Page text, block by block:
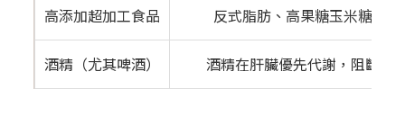
高添加超加工食品 反式脂肪、高果糖玉米糖漿
酒精（尤其啤酒） 酒精在肝臟優先代謝，阻斷血